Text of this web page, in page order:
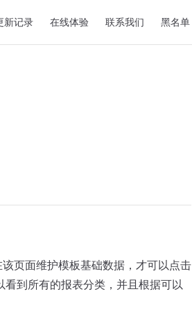
新记录 在线体验 联系我们 黑名单
页面维护模板基础数据，才可以点击
看到所有的报表分类，并且根据可以